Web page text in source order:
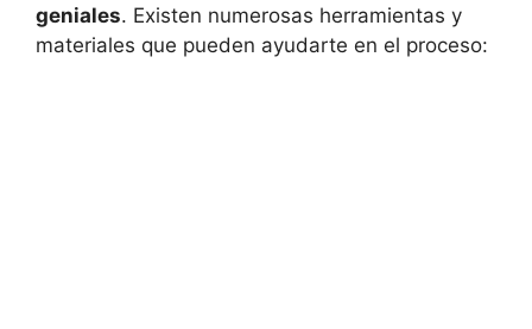
geniales. Existen numerosas herramientas y⁢
materiales que pueden ayudarte en el ​proceso: